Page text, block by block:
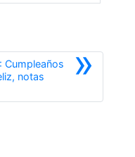
»
Cumpleaños
notas Siguiente